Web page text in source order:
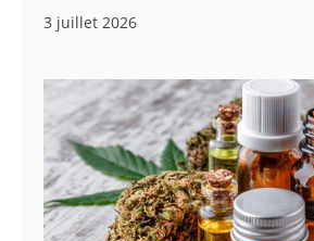
3 juillet 2026